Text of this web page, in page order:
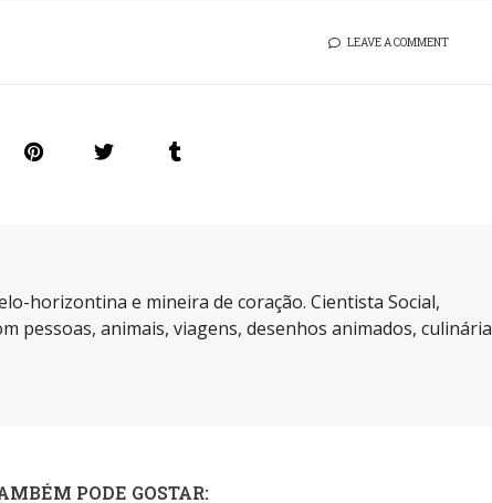
LEAVE A COMMENT
horizontina e mineira de coração. Cientista Social,
pessoas, animais, viagens, desenhos animados, culinária
PODE GOSTAR: